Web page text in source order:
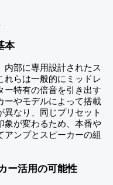
本
内部に専用設計されたス
れらは一般的にミッドレ
ー特有の倍音を引き出す
ーやモデルによって搭載
なり、同じプリセット
象が変わるため、本番や
アンプとスピーカーの組
ー活用の可能性